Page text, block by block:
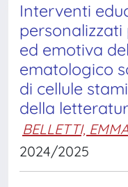
Interventi
ed emotiva
ematologico
di cellule
della
BELLETTI,
2024/2025